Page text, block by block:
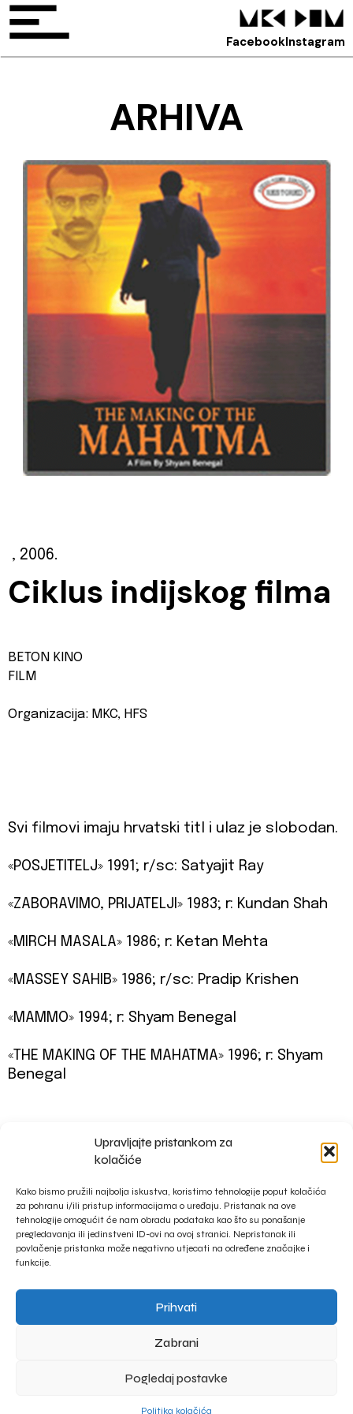
Upravljajte pristankom za
kolačiće
Kako bismo pružili najbolja iskustva, koristimo tehnologije poput kolačića
za pohranu i/ili pristup informacijama o uređaju. Pristanak na ove
tehnologije omogućit će nam obradu podataka kao što su ponašanje
pregledavanja ili jedinstveni ID-ovi na ovoj stranici. Nepristanak ili
povlačenje pristanka može negativno utjecati na određene značajke i
funkcije.
Prihvati
Zabrani
Pogledaj postavke
Politika kolačića
FacebookInstagram
ARHIVA
, 2006.
Ciklus indijskog filma
BETON KINO
FILM
Organizacija: MKC, HFS
Svi filmovi imaju hrvatski titl i ulaz je slobodan.
«POSJETITELJ» 1991; r/sc: Satyajit Ray
«ZABORAVIMO, PRIJATELJI» 1983; r: Kundan Shah
«MIRCH MASALA» 1986; r: Ketan Mehta
«MASSEY SAHIB» 1986; r/sc: Pradip Krishen
«MAMMO» 1994; r: Shyam Benegal
«THE MAKING OF THE MAHATMA» 1996; r: Shyam
Benegal
impressum
privacy policy